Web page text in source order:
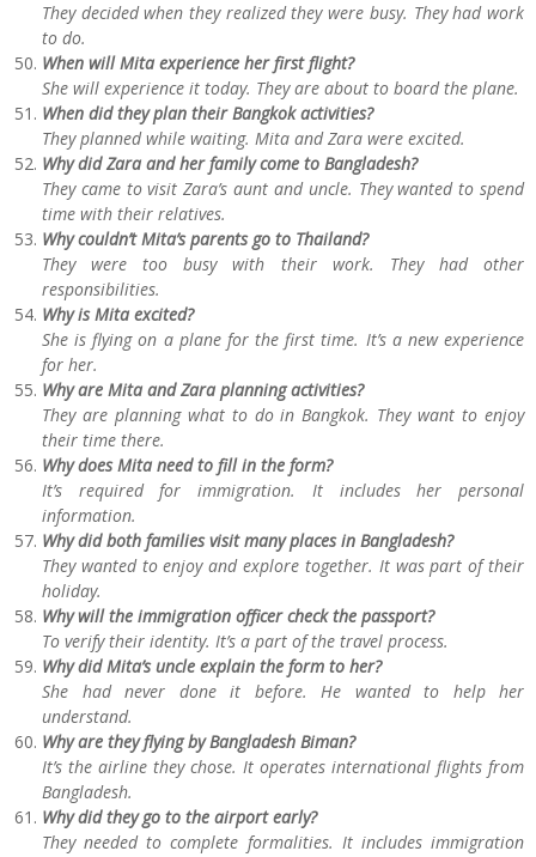
They decided when they realized they were busy. They had work
to do.
When will Mita experience her first flight?
She will experience it today. They are about to board the plane.
When did they plan their Bangkok activities?
They planned while waiting. Mita and Zara were excited.
Why did Zara and her family come to Bangladesh?
They came to visit Zara’s aunt and uncle. They wanted to spend
time with their relatives.
Why couldn’t Mita’s parents go to Thailand?
They were too busy with their work. They had other
responsibilities.
Why is Mita excited?
She is flying on a plane for the first time. It’s a new experience
for her.
Why are Mita and Zara planning activities?
They are planning what to do in Bangkok. They want to enjoy
their time there.
Why does Mita need to fill in the form?
It’s required for immigration. It includes her personal
information.
Why did both families visit many places in Bangladesh?
They wanted to enjoy and explore together. It was part of their
holiday.
Why will the immigration officer check the passport?
To verify their identity. It’s a part of the travel process.
Why did Mita’s uncle explain the form to her?
She had never done it before. He wanted to help her
understand.
Why are they flying by Bangladesh Biman?
It’s the airline they chose. It operates international flights from
Bangladesh.
Why did they go to the airport early?
They needed to complete formalities. It includes immigration